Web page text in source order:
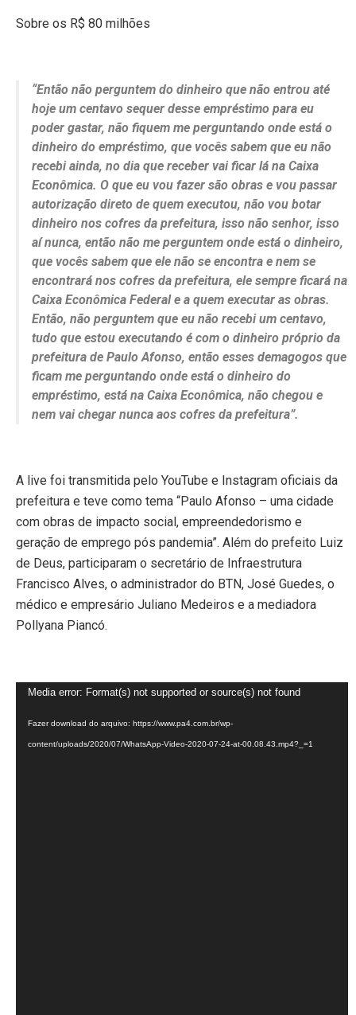
Sobre os R$ 80 milhões
“Então não perguntem do dinheiro que não entrou até
hoje um centavo sequer desse empréstimo para eu
poder gastar, não fiquem me perguntando onde está o
dinheiro do empréstimo, que vocês sabem que eu não
recebi ainda, no dia que receber vai ficar lá na Caixa
Econômica. O que eu vou fazer são obras e vou passar
autorização direto de quem executou, não vou botar
dinheiro nos cofres da prefeitura, isso não senhor, isso
aí nunca, então não me perguntem onde está o dinheiro,
que vocês sabem que ele não se encontra e nem se
encontrará nos cofres da prefeitura, ele sempre ficará na
Caixa Econômica Federal e a quem executar as obras.
Então, não perguntem que eu não recebi um centavo,
tudo que estou executando é com o dinheiro próprio da
prefeitura de Paulo Afonso, então esses demagogos que
ficam me perguntando onde está o dinheiro do
empréstimo, está na Caixa Econômica, não chegou e
nem vai chegar nunca aos cofres da prefeitura”.
A live foi transmitida pelo YouTube e Instagram oficiais da
prefeitura e teve como tema “Paulo Afonso – uma cidade
com obras de impacto social, empreendedorismo e
geração de emprego pós pandemia”. Além do prefeito Luiz
de Deus, participaram o secretário de Infraestrutura
Francisco Alves, o administrador do BTN, José Guedes, o
médico e empresário Juliano Medeiros e a mediadora
Pollyana Piancó.
Tocador
Media error: Format(s) not supported or source(s) not found
Fazer download do arquivo: https://www.pa4.com.br/wp-
content/uploads/2020/07/WhatsApp-Video-2020-07-24-at-00.08.43.mp4?_=1